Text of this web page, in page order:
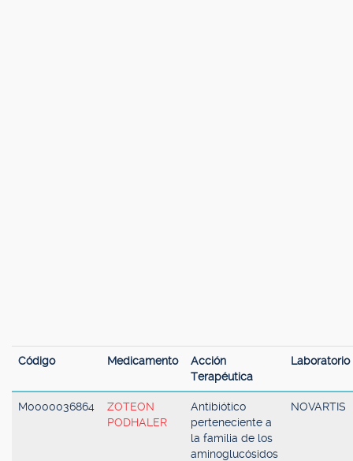
Código Medicamento
Acción
Terapéutica
Laboratorio
M0000036864
ZOTEON
PODHALER
Antibiótico
perteneciente a
la familia de los
aminoglucósidos
NOVARTIS